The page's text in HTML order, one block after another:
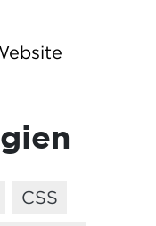
CSS